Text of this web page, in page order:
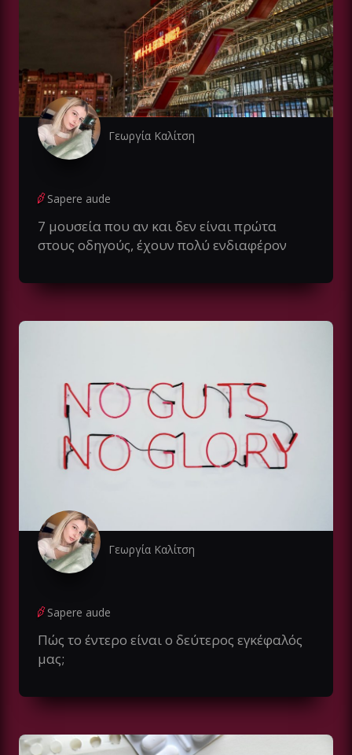
Γεωργία Καλίτση
Sapere aude
7 μουσεία που αν και δεν είναι πρώτα
στους οδηγούς, έχουν πολύ ενδιαφέρον
Γεωργία Καλίτση
Sapere aude
Πώς το έντερο είναι ο δεύτερος εγκέφαλός
μας;